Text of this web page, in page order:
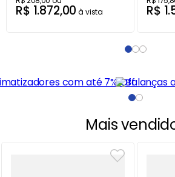
R$ 1.872,00 à vista R$ 1.
Mais